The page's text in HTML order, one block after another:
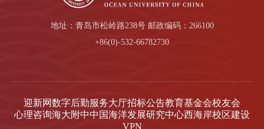
地址：青岛市松岭路238号 邮政编码：266100
+86(0)-532-66782730
迎新网数字后勤服务大厅招标公告教育基金会校友会
心理咨询海大附中中国海洋发展研究中心西海岸校区建设
VPN